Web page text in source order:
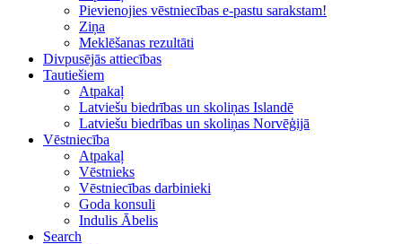
Pievienojies vēstniecības e-pastu sarakstam!
Ziņa
Meklēšanas rezultāti
Divpusējās attiecības
Tautiešiem
Atpakaļ
Latviešu biedrības un skoliņas Islandē
Latviešu biedrības un skoliņas Norvēģijā
Vēstniecība
Atpakaļ
Vēstnieks
Vēstniecības darbinieki
Goda konsuli
Indulis Ābelis
Search